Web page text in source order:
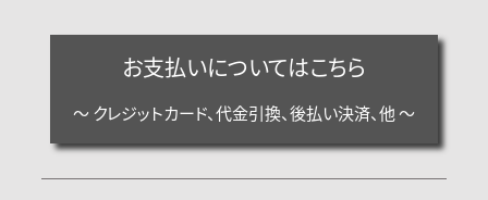
お支払いについてはこちら
～ クレジットカード、代金引換、後払い決済、他 ～